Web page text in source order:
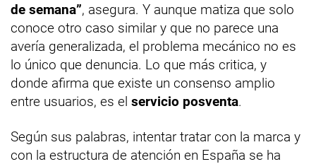
de semana”, asegura. Y aunque matiza que solo
conoce otro caso similar y que no parece una
avería generalizada, el problema mecánico no es
lo único que denuncia. Lo que más critica, y
donde afirma que existe un consenso amplio
entre usuarios, es el servicio posventa.
Según sus palabras, intentar tratar con la marca y
con la estructura de atención en España se ha